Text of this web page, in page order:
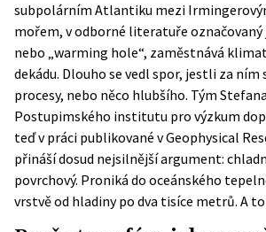
subpolárním Atlantiku mezi
mořem, v odborné literatuře označovaný
nebo „warming hole“, zaměstnává
dekádu. Dlouho se vedl spor, jestli za
procesy, nebo něco hlubšího. Tým
Postupimského institutu pro výzkum
teď v práci publikované v Geophysical
přináší dosud nejsilnější argument:
povrchový. Proniká do oceánského
vrstvě od hladiny po dva tisíce metrů. A